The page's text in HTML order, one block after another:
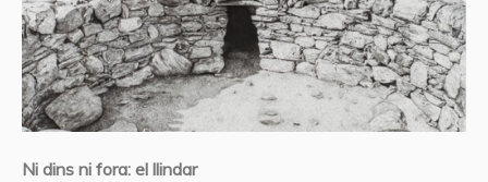
Ni dins ni fora: el llindar